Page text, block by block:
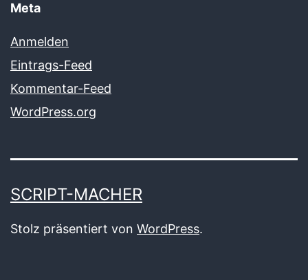
Meta
Anmelden
Eintrags-Feed
Kommentar-Feed
WordPress.org
SCRIPT-MACHER
Stolz präsentiert von WordPress.